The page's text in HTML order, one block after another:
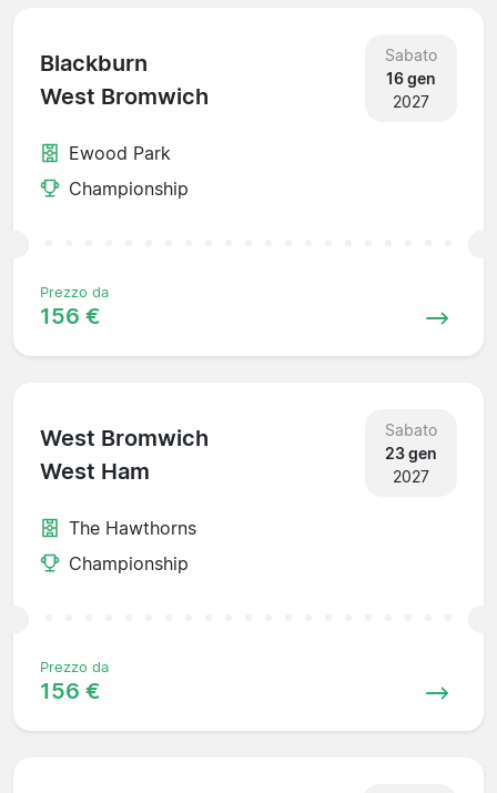
Blackburn
West Bromwich
Sabato
16 gen
2027
Ewood Park
Championship
Prezzo da
156 €
West Bromwich
West Ham
Sabato
23 gen
2027
The Hawthorns
Championship
Prezzo da
156 €